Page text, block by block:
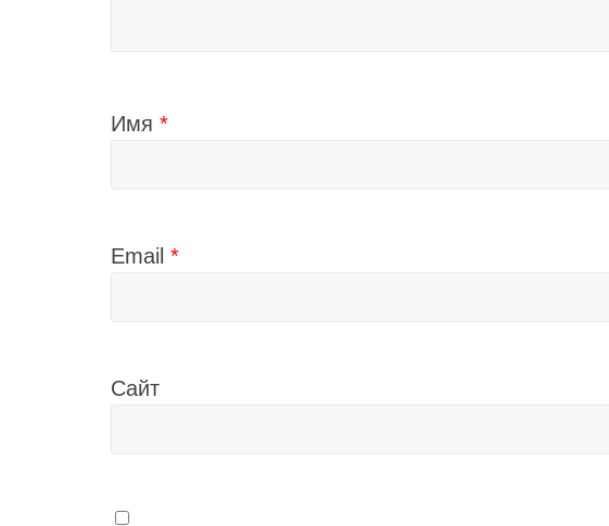
Имя *
Email *
Сайт